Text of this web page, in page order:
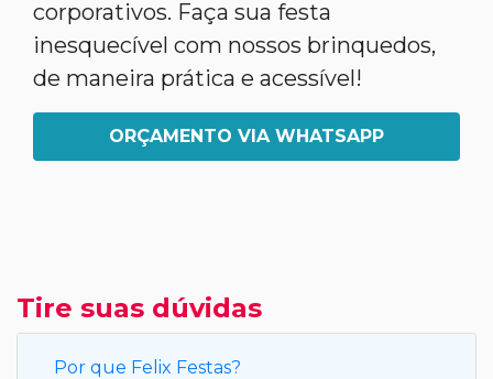
corporativos. Faça sua festa
inesquecível com nossos brinquedos,
de maneira prática e acessível!
ORÇAMENTO VIA WHATSAPP
Tire suas dúvidas
Por que Felix Festas?